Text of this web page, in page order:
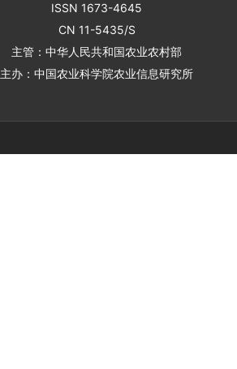
ISSN 1673-4645
CN 11-5435/S
主管：中华人民共和国农业农村部
主办：中国农业科学院农业信息研究所